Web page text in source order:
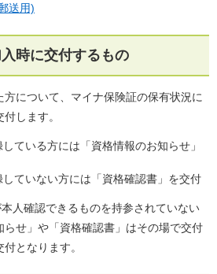
送用)
時に交付するもの
について、マイナ保険証の保有状況に
します。
ている方には「資格情報のお知らせ」
ていない方には「資格確認書」を交付
人確認できるものを持参されていない
せ」や「資格確認書」はその場で交付
となります。